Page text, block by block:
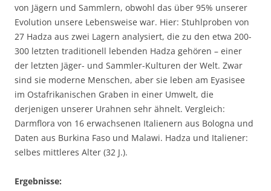
von Jägern und Sammlern, obwohl das über 95% unserer
Evolution unsere Lebensweise war. Hier: Stuhlproben von
27 Hadza aus zwei Lagern analysiert, die zu den etwa 200-
300 letzten traditionell lebenden Hadza gehören – einer
der letzten Jäger- und Sammler-Kulturen der Welt. Zwar
sind sie moderne Menschen, aber sie leben am Eyasisee
im Ostafrikanischen Graben in einer Umwelt, die
derjenigen unserer Urahnen sehr ähnelt. Vergleich:
Darmflora von 16 erwachsenen Italienern aus Bologna und
Daten aus Burkina Faso und Malawi. Hadza und Italiener:
selbes mittleres Alter (32 J.).
Ergebnisse: